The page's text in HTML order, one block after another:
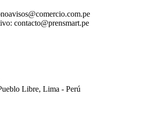
contacto@prensmart.pe
Libre, Lima - Perú